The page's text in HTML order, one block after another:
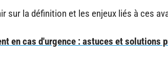
sur la définition et les enjeux liés à ces
en cas d'urgence : astuces et solutions